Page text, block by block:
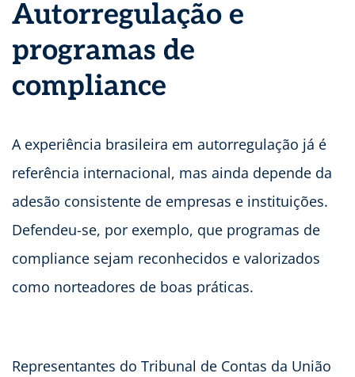
Autorregulação e
programas de
compliance
A experiência brasileira em autorregulação já é
referência internacional, mas ainda depende da
adesão consistente de empresas e instituições.
Defendeu-se, por exemplo, que programas de
compliance sejam reconhecidos e valorizados
como norteadores de boas práticas.
Representantes do Tribunal de Contas da União